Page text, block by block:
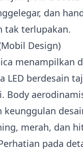
dan
tak terlupakan.
Design)
menampilkan
LED berdesain
Body
merah, dan
pada